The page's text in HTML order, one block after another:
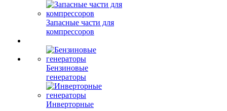
Запасные части для
компрессоров
Бензиновые
генераторы
Инверторные